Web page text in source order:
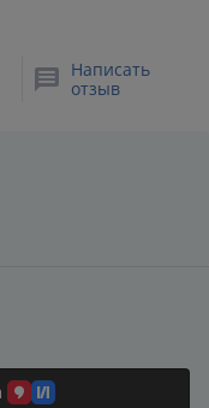
Написать
отзыв